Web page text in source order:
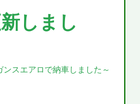
しまし
スエアロで納車しました～